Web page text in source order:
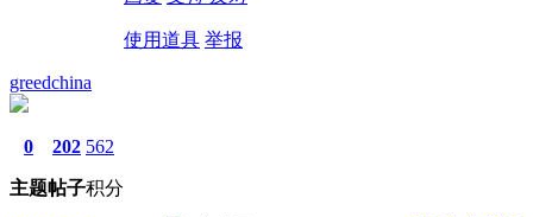
使用道具 举报
greedchina
0
主题
202
帖子
562
积分